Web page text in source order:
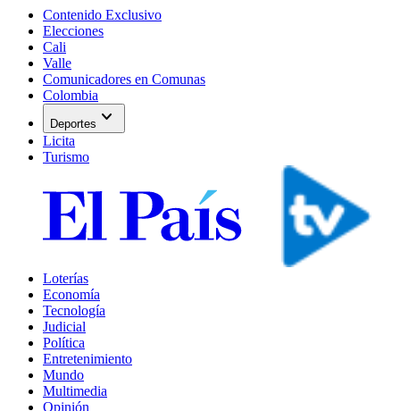
Contenido Exclusivo
Elecciones
Cali
Valle
Comunicadores en Comunas
Colombia
Deportes expand_more
Licita
Turismo
Loterías
Economía
Tecnología
Judicial
Política
Entretenimiento
Mundo
Multimedia
Opinión